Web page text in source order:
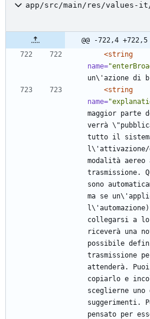
app/src/main/res/values-
@@ -722,4 +722,5
<string
name=
un\'azione di
<string
name=
maggior parte
verrà
tutto il
l\'attivazione/
modalità
trasmissione.
sono
ma se
collegarsi a
riceverà una
possibile
trasmissione
attenderà.
copiarlo e
sceglierne
suggerimenti.
pensato per